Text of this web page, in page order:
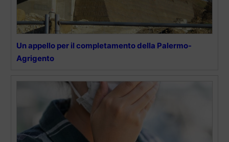
Un appello per il completamento della Palermo-
Agrigento